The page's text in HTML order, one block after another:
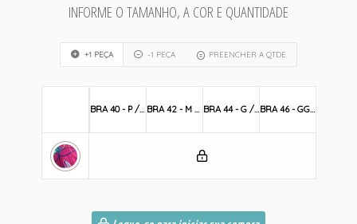
INFORME O TAMANHO, A COR E QUANTIDADE
+1 PEÇA -1 PEÇA PREENCHER A QTDE
BRA 40 - P / S BRA 42 - M / M BRA 44 - G / L BRA 46 - GG / XL